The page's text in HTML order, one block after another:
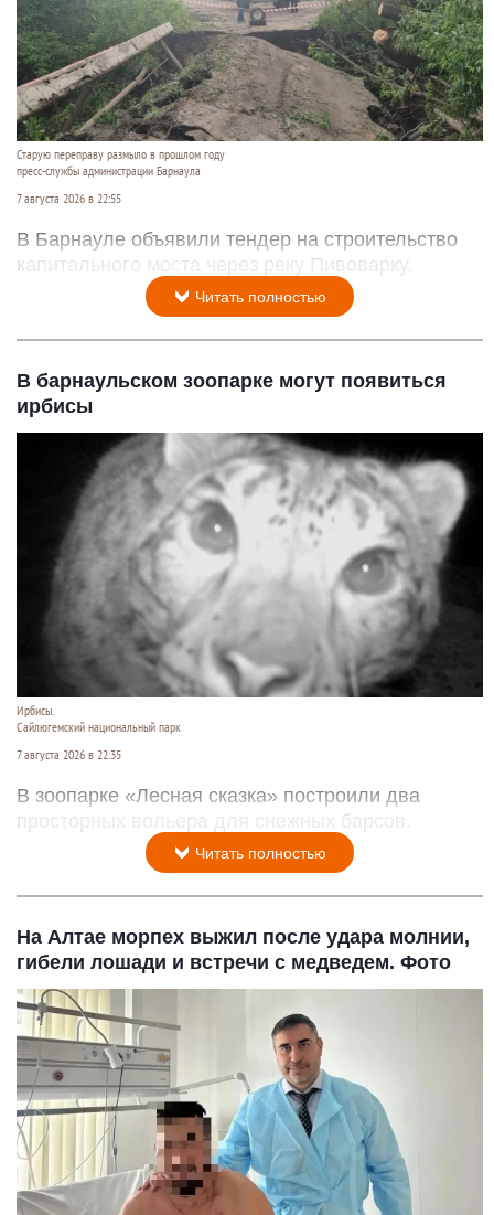
Старую переправу размыло в прошлом году
пресс-службы администрации Барнаула
7 августа 2026 в 22:55
В Барнауле объявили тендер на строительство
капитального моста через реку Пивоварку.
Читать полностью
В барнаульском зоопарке могут появиться
ирбисы
Ирбисы.
Сайлюгемский национальный парк
7 августа 2026 в 22:35
В зоопарке «Лесная сказка» построили два
просторных вольера для снежных барсов.
Читать полностью
На Алтае морпех выжил после удара молнии,
гибели лошади и встречи с медведем. Фото